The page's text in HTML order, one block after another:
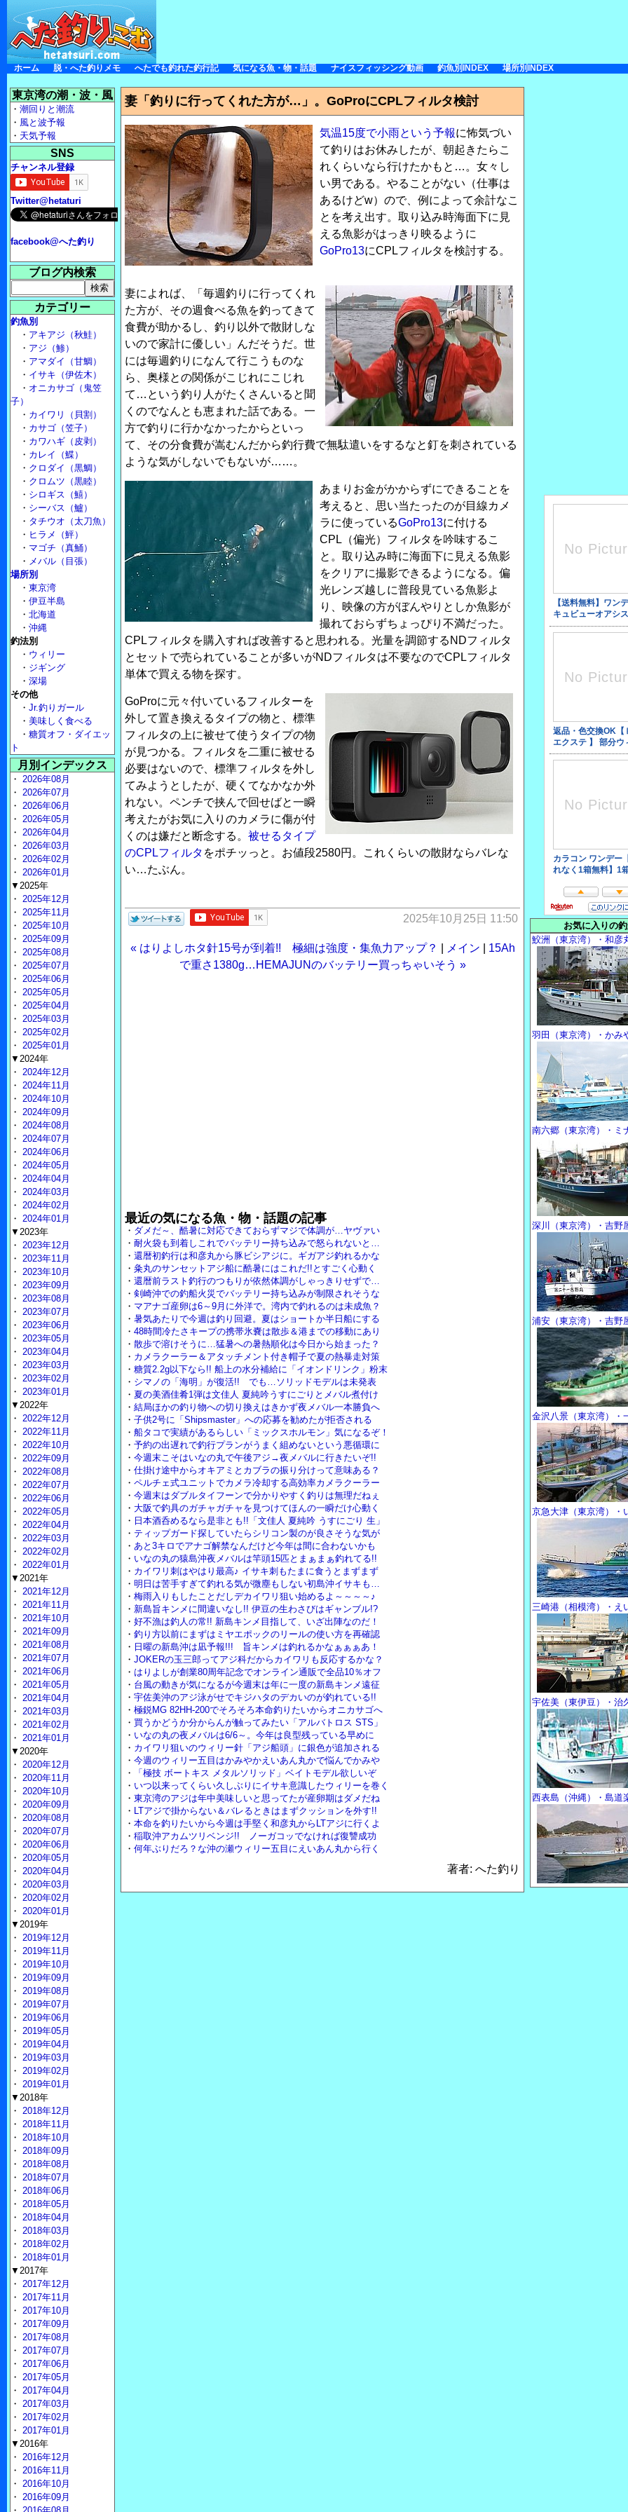
ホーム 脱・へた釣りメモ へたでも釣れた釣行記 気になる魚・物・話題 ナイスフィッシング動画 釣魚別INDEX 場所別INDEX
妻「釣りに行ってくれた方が…」。GoProにCPLフィルタ検討
気温15度で小雨という予報に怖気づい
て釣りはお休みしたが、朝起きたらこ
れくらいなら行けたかもと…。女々し
い男である。やることがない（仕事は
あるけどw）ので、例によって余計なこ
とを考え出す。取り込み時海面下に見
える魚影がはっきり映るように
GoPro13にCPLフィルタを検討する。
妻によれば、「毎週釣りに行ってくれ
た方が、その週食べる魚を釣ってきて
食費が助かるし、釣り以外で散財しな
いので家計に優しい」んだそうだ。世
には毎週釣りになんて行こうものな
ら、奥様との関係がこじれにこじれ
て…という釣り人がたくさんいると聞
くのでなんとも恵まれた話である。一
方で釣りに行かなかったからといっ
て、その分食費が嵩むんだから釣行費で無駄遣いをするなと釘を刺されている
ような気がしないでもないが……。
あまりお金がかからずにできることを
考えると、思い当たったのが目線カメ
ラに使っているGoPro13に付ける
CPL（偏光）フィルタを吟味するこ
と。取り込み時に海面下に見える魚影
をクリアに撮影できるようになる。偏
光レンズ越しに普段見ている魚影よ
り、映像の方がぼんやりとしか魚影が
撮れておらずちょっぴり不満だった。
CPLフィルタを購入すれば改善すると思われる。光量を調節するNDフィルタ
とセットで売られていることが多いがNDフィルタは不要なのでCPLフィルタ
単体で買える物を探す。
GoProに元々付いているフィルターを
外して置き換えるタイプの物と、標準
フィルタの上に被せて使うタイプの物
が見つかる。フィルタを二重に被せる
必要はないので、標準フィルタを外し
てみようとしたが、硬くてなかなか外
れない。ペンチで挟んで回せばと一瞬
考えたがお気に入りのカメラに傷が付
くのは嫌だと断念する。 被せるタイプ
のCPLフィルタ をポチッっと。お値段2580円。これくらいの散財ならバレな
い…たぶん。
2025年10月25日 11:50
« はりよしホタ針15号が到着!! 極細は強度・集魚力アップ？ メイン
15Ah
で重さ1380g…HEMAJUNのバッテリー買っちゃいそう »
最近の気になる魚・物・話題の記事
・ ダメだ～、酷暑に対応できておらずマジで体調が…ヤヴァい
・ 耐火袋も到着しこれでバッテリー持ち込みで怒られないと…
・ 還暦初釣行は和彦丸から豚ビシアジに。ギガアジ釣れるかな
・ 粂丸のサンセットアジ船に酷暑にはこれだ!!とすごく心動く
・ 還暦前ラスト釣行のつもりが依然体調がしゃっきりせずで…
・ 剣崎沖での釣船火災でバッテリー持ち込みが制限されそうな
・ マアナゴ産卵は6～9月に外洋で。湾内で釣れるのは未成魚？
・ 暑気あたりで今週は釣り回避。夏はショートか半日船にする
・ 48時間冷たさキープの携帯氷嚢は散歩＆港までの移動にあり
・ 散歩で溶けそうに…猛暑への暑熱順化は今日から始まった？
・ カメラクーラー＆アタッチメント付き帽子で夏の熱暴走対策
・ 糖質2.2g以下なら!! 船上の水分補給に「イオンドリンク」粉末
・ シマノの「海明」が復活!! でも…ソリッドモデルは未発表
・ 夏の美酒佳肴1弾は文佳人 夏純吟うすにごりとメバル煮付け
・ 結局ほかの釣り物への切り換えはきかず夜メバル一本勝負へ
・ 子供2号に「Shipsmaster」への応募を勧めたが拒否される
・ 船タコで実績があるらしい「ミックスホルモン」気になるぞ！
・ 予約の出遅れで釣行プランがうまく組めないという悪循環に
・ 今週末こそはいなの丸で午後アジ→夜メバルに行きたいぞ!!
・ 仕掛け途中からオキアミとカブラの振り分けって意味ある？
・ ペルチェ式ユニットでカメラ冷却する高効率カメラクーラー
・ 今週末はダブルタイフーンで分かりやすく釣りは無理だねぇ
・ 大阪で釣具のガチャガチャを見つけてほんの一瞬だけ心動く
・ 日本酒呑めるなら是非とも!!「文佳人 夏純吟 うすにごり 生」
・ ティップガード探していたらシリコン製のが良さそうな気が
・ あと3キロでアナゴ解禁なんだけど今年は間に合わないかも
・ いなの丸の猿島沖夜メバルは竿頭15匹とまぁまぁ釣れてる!!
・ カイワリ刺はやはり最高♪ イサキ刺もたまに食うとまずまず
・ 明日は苦手すぎて釣れる気が微塵もしない初島沖イサキも…
・ 梅雨入りもしたことだしデカイワリ狙い始めるよ～～～～♪
・ 新島旨キンメに間違いなし!! 伊豆の生わさびはギャンブル!?
・ 好不漁は釣人の常!! 新島キンメ目指して、いざ出陣なのだ！
・ 釣り方以前にまずはミヤエポックのリールの使い方を再確認
・ 日曜の新島沖は凪予報!!! 旨キンメは釣れるかなぁぁぁあ！
・ JOKERの玉三郎ってアジ科だからカイワリも反応するかな？
・ はりよしが創業80周年記念でオンライン通販で全品10％オフ
・ 台風の動きが気になるが今週末は年に一度の新島キンメ遠征
・ 宇佐美沖のアジ泳がせでキジハタのデカいのが釣れている!!
・ 極鋭MG 82HH-200でそろそろ本命釣りたいからオニカサゴへ
・ 買うかどうか分からんが触ってみたい「アルバトロス STS」
・ いなの丸の夜メバルは6/6～。今年は良型残っている早めに
・ カイワリ狙いのウィリー針「アジ船頭」に銀色が追加される
・ 今週のウィリー五目はかみやかえいあん丸かで悩んでかみや
・
「極技 ボートキス メタルソリッド」ベイトモデル欲しいぞ
・ いつ以来ってくらい久しぶりにイサキ意識したウィリーを巻く
・ 東京湾のアジは年中美味しいと思ってたが産卵期はダメだね
・ LTアジで掛からない＆バレるときはまずクッションを外す!!
・ 本命を釣りたいから今週は手堅く和彦丸からLTアジに行くよ
・ 稲取沖アカムツリベンジ!! ノーガコッでなければ復讐成功
・ 何年ぶりだろ？な沖の瀬ウィリー五目にえいあん丸から行く
著者: へた釣り
東京湾の潮・波・風
・ 潮回りと潮流
・ 風と波予報
・ 天気予報
SNS
チャンネル登録
Twitter@hetaturi
facebook@へた釣り
ブログ内検索
カテゴリー
釣魚別
・ アキアジ（秋鮭）
・ アジ（鯵）
・ アマダイ（甘鯛）
・ イサキ（伊佐木）
・ オニカサゴ（鬼笠
子）
・ カイワリ（貝割）
・ カサゴ（笠子）
・ カワハギ（皮剥）
・ カレイ（鰈）
・ クロダイ（黒鯛）
・ クロムツ（黒睦）
・ シロギス（鱚）
・ シーバス（鱸）
・ タチウオ（太刀魚）
・ ヒラメ（鮃）
・ マゴチ（真鯒）
・ メバル（目張）
場所別
・ 東京湾
・ 伊豆半島
・ 北海道
・ 沖縄
釣法別
・ ウィリー
・ ジギング
・ 深場
その他
・ Jr.釣りガール
・ 美味しく食べる
・ 糖質オフ・ダイエッ
ト
月別インデックス
・ 2026年08月
・ 2026年07月
・ 2026年06月
・ 2026年05月
・ 2026年04月
・ 2026年03月
・ 2026年02月
・ 2026年01月
▼2025年
・ 2025年12月
・ 2025年11月
・ 2025年10月
・ 2025年09月
・ 2025年08月
・ 2025年07月
・ 2025年06月
・ 2025年05月
・ 2025年04月
・ 2025年03月
・ 2025年02月
・ 2025年01月
▼2024年
・ 2024年12月
・ 2024年11月
・ 2024年10月
・ 2024年09月
・ 2024年08月
・ 2024年07月
・ 2024年06月
・ 2024年05月
・ 2024年04月
・ 2024年03月
・ 2024年02月
・ 2024年01月
▼2023年
・ 2023年12月
・ 2023年11月
・ 2023年10月
・ 2023年09月
・ 2023年08月
・ 2023年07月
・ 2023年06月
・ 2023年05月
・ 2023年04月
・ 2023年03月
・ 2023年02月
・ 2023年01月
▼2022年
・ 2022年12月
・ 2022年11月
・ 2022年10月
・ 2022年09月
・ 2022年08月
・ 2022年07月
・ 2022年06月
・ 2022年05月
・ 2022年04月
・ 2022年03月
・ 2022年02月
・ 2022年01月
▼2021年
・ 2021年12月
・ 2021年11月
・ 2021年10月
・ 2021年09月
・ 2021年08月
・ 2021年07月
・ 2021年06月
・ 2021年05月
・ 2021年04月
・ 2021年03月
・ 2021年02月
・ 2021年01月
▼2020年
・ 2020年12月
・ 2020年11月
・ 2020年10月
・ 2020年09月
・ 2020年08月
・ 2020年07月
・ 2020年06月
・ 2020年05月
・ 2020年04月
・ 2020年03月
・ 2020年02月
・ 2020年01月
▼2019年
・ 2019年12月
・ 2019年11月
・ 2019年10月
・ 2019年09月
・ 2019年08月
・ 2019年07月
・ 2019年06月
・ 2019年05月
・ 2019年04月
・ 2019年03月
・ 2019年02月
・ 2019年01月
▼2018年
・ 2018年12月
・ 2018年11月
・ 2018年10月
・ 2018年09月
・ 2018年08月
・ 2018年07月
・ 2018年06月
・ 2018年05月
・ 2018年04月
・ 2018年03月
・ 2018年02月
・ 2018年01月
▼2017年
・ 2017年12月
・ 2017年11月
・ 2017年10月
・ 2017年09月
・ 2017年08月
・ 2017年07月
・ 2017年06月
・ 2017年05月
・ 2017年04月
・ 2017年03月
・ 2017年02月
・ 2017年01月
▼2016年
・ 2016年12月
・ 2016年11月
・ 2016年10月
・ 2016年09月
お気に入りの
鮫洲（東京湾）・和彦
羽田（東京湾）・かみ
南六郷（東京湾）・ミ
深川（東京湾）・吉野
浦安（東京湾）・吉野
金沢八景（東京湾）・
京急大津（東京湾）・
三崎港（相模湾）・え
宇佐美（東伊豆）・治
西表島（沖縄）・島道